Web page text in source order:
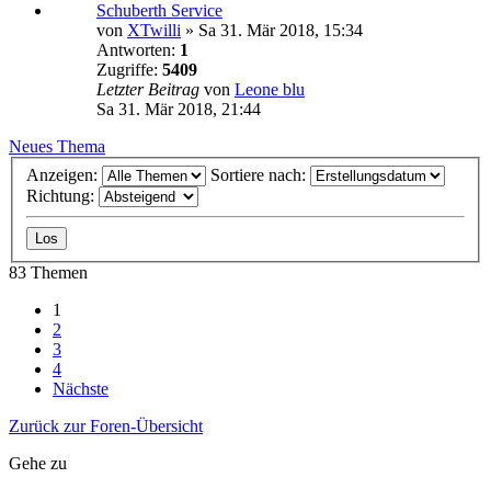
Schuberth Service
von XTwilli » Sa 31. Mär 2018, 15:34
Antworten: 1
Zugriffe: 5409
Letzter Beitrag von Leone blu
Sa 31. Mär 2018, 21:44
Neues Thema
Anzeigen:
Sortiere nach:
Richtung:
83 Themen
1
2
3
4
Nächste
Zurück zur Foren-Übersicht
Gehe zu